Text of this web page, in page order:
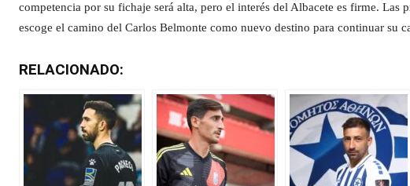
competencia por su fichaje será alta, pero el interés del Albacete es firme. Las
escoge el camino del Carlos Belmonte como nuevo destino para continuar su
RELACIONADO: